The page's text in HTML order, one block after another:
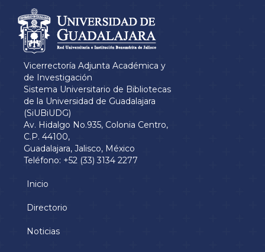
Información del
portal
Vicerrectoría Adjunta Académica y
de Investigación
Sistema Universitario de Bibliotecas
de la Universidad de Guadalajara
(SiUBiUDG)
Av. Hidalgo No.935, Colonia Centro,
C.P. 44100,
Guadalajara, Jalisco, México
Teléfono: +52 (33) 3134 2277
Menú
principal
Inicio
Directorio
Noticias